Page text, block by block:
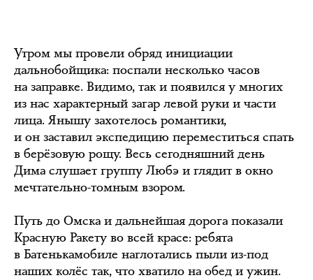
Утром мы провели обряд инициации
дальнобойщика: поспали несколько часов
на заправке. Видимо, так и появился у многих
из нас характерный загар левой руки и части
лица. Янышу захотелось романтики,
и он заставил экспедицию переместиться спать
в берёзовую рощу. Весь сегодняшний день
Дима слушает группу Любэ и глядит в окно
мечтательно-томным взором.
Путь до Омска и дальнейшая дорога показали
Красную Ракету во всей красе: ребята
в Батенькамобиле наглотались пыли из-под
наших колёс так, что хватило на обед и ужин.